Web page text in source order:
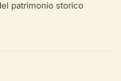
patrimonio storico